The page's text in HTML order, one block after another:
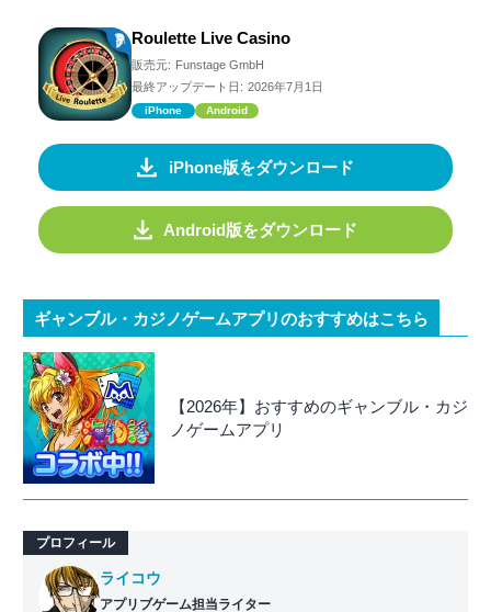
Roulette Live Casino
販売元: Funstage GmbH
最終アップデート日: 2026年7月1日
iPhone Android
iPhone版をダウンロード
Android版をダウンロード
ギャンブル・カジノゲームアプリのおすすめはこちら
【2026年】おすすめのギャンブル・カジ
ノゲームアプリ
プロフィール
ライコウ
アプリブゲーム担当ライター